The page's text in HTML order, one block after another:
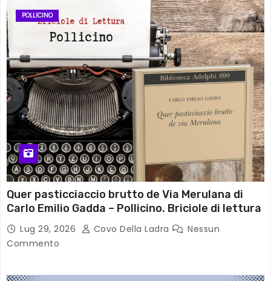
POLLICINO
Quer pasticciaccio brutto de Via Merulana di
Carlo Emilio Gadda – Pollicino. Briciole di lettura
Lug 29, 2026 Covo Della Ladra
Nessun
Commento